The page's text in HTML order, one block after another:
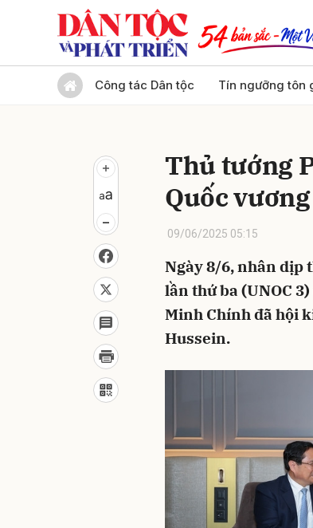
Công tác Dân tộc Tín ngưỡng tôn
Thủ tướng
Quốc
09/06/2025 05:15
Ngày 8/6, nhân dịp
lần thứ ba (UNOC
Minh Chính đã hội
Hussein.